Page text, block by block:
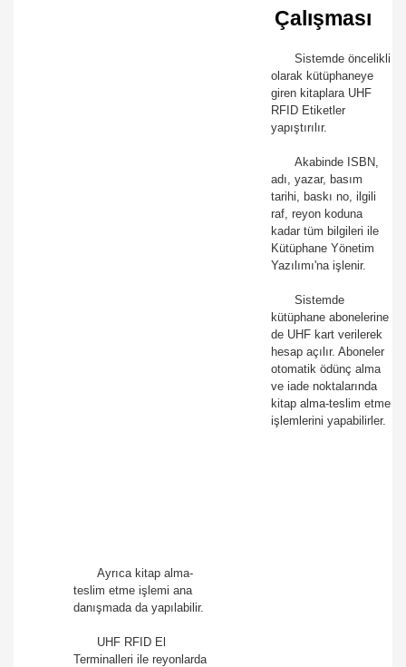
Çalışması
Sistemde öncelikli
olarak kütüphaneye
giren kitaplara UHF
RFID Etiketler
yapıştırılır.
Akabinde ISBN,
adı, yazar, basım
tarihi, baskı no, ilgili
raf, reyon koduna
kadar tüm bilgileri ile
Kütüphane Yönetim
Yazılımı'na işlenir.
Sistemde
kütüphane abonelerine
de UHF kart verilerek
hesap açılır. Aboneler
otomatik ödünç alma
ve iade noktalarında
kitap alma-teslim etme
işlemlerini yapabilirler.
Ayrıca kitap alma-
teslim etme işlemi ana
danışmada da yapılabilir.
UHF RFID El
Terminalleri ile reyonlarda